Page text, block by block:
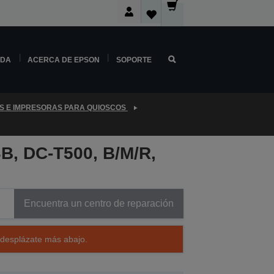
ACERCA DE EPSON SOPORTE
E IMPRESORAS PARA QUIOSCOS
DC-T500, B/M/R,
Encuentra un centro de reparación
más abajo.